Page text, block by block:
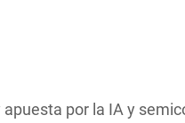
por la IA y